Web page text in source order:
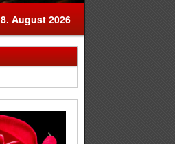
8. August 2026